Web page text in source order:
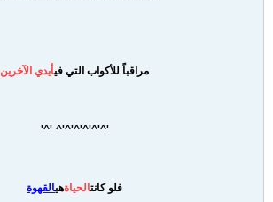
مراقباً للأكواب التي فيأيدي الآخرين
'^'^'^'^'^'^ '^'
فلو كانتالحياةهيالقهوة